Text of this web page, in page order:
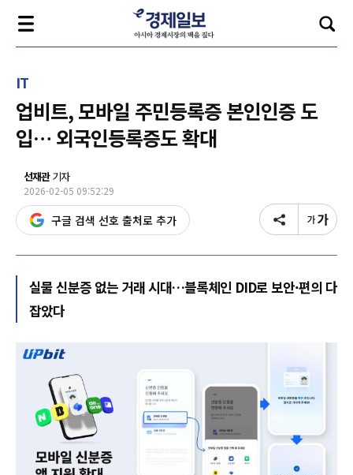
IT
업비트, 모바일 주민등록증 본인인증 도
입… 외국인등록증도 확대
선재관기자
2026-02-05 09:52:29
구글 검색 선호 출처로 추가
실물 신분증 없는 거래 시대…블록체인 DID로 보안·편의 다
잡았다